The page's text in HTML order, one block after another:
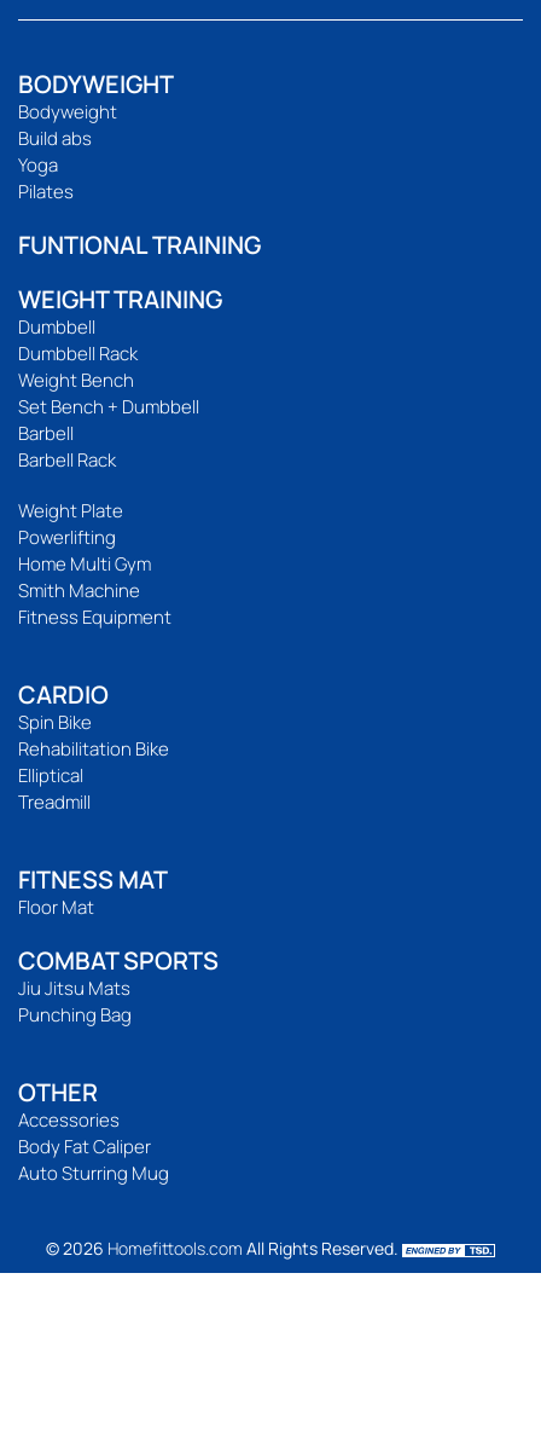
BODYWEIGHT
Bodyweight
Build abs
Yoga
Pilates
FUNTIONAL TRAINING
WEIGHT TRAINING
Dumbbell
Dumbbell Rack
Weight Bench
Set Bench + Dumbbell
Barbell
Barbell Rack
Weight Plate
Powerlifting
Home Multi Gym
Smith Machine
Fitness Equipment
CARDIO
Spin Bike
Rehabilitation Bike
Elliptical
Treadmill
FITNESS MAT
Floor Mat
COMBAT SPORTS
Jiu Jitsu Mats
Punching Bag
OTHER
Accessories
Body Fat Caliper
Auto Sturring Mug
© 2026 Homefittools.com All Rights Reserved.